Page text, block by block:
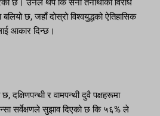
छ। उनले थपे कि सेना तैनाथीको विरोध
बलियो छ, जहाँ दोस्रो विश्वयुद्धको ऐतिहासिक
आकार दिन्छ।
दक्षिणपन्थी र वामपन्थी दुवै पक्षहरूमा
सर्वेक्षणले सुझाव दिएको छ कि ५६% ले